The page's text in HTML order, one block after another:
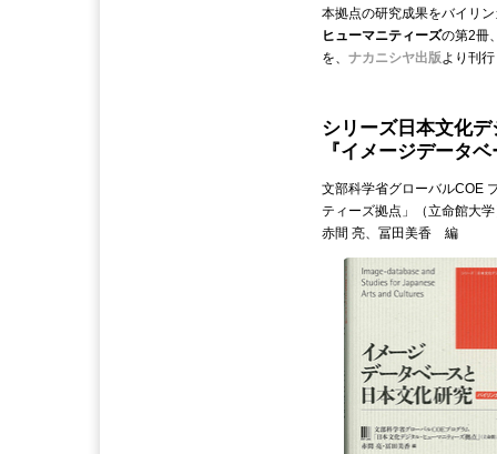
本拠点の研究成果をバイリ
ヒューマニティーズの第2冊
を、 ナカニシヤ出版より刊
シリーズ日本文化
『イメージデータ
文部科学省グローバルCOE
ティーズ拠点」（立命館大
赤間 亮、冨田美香 編